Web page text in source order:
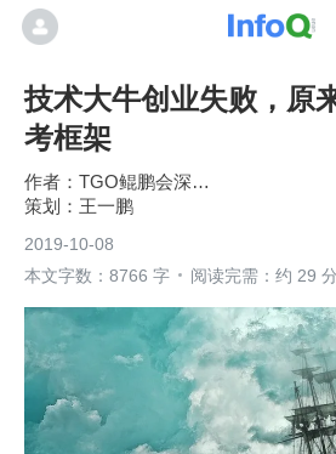
技术大牛创业失败，原
考框架
TGO鲲鹏会深圳分会
王一鹏
2019-10-08
本文字数：8766 字
阅读完需：约 29